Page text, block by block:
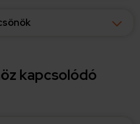
kapcsolódó